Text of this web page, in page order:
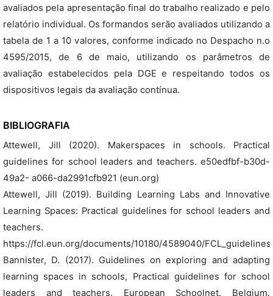
avaliados pela apresentação final do trabalho realizado e pelo
relatório individual. Os formandos serão avaliados utilizando a
tabela de 1 a 10 valores, conforme indicado no Despacho n.o
4595/2015, de 6 de maio, utilizando os parâmetros de
avaliação estabelecidos pela DGE e respeitando todos os
dispositivos legais da avaliação contínua.
BIBLIOGRAFIA
Attewell, Jill (2020). Makerspaces in schools. Practical
guidelines for school leaders and teachers. e50edfbf-b30d-
49a2- a066-da2991cfb921 (eun.org)
Attewell, Jill (2019). Building Learning Labs and Innovative
Learning Spaces: Practical guidelines for school leaders and
teachers.
https://fcl.eun.org/documents/10180/4589040/
Bannister, D. (2017). Guidelines on exploring and adapting
learning spaces in schools, Practical guidelines for school
leaders and teachers. European Schoolnet. Belgium.